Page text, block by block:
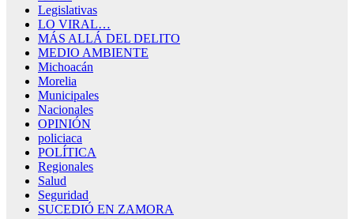
Legislativas
LO VIRAL…
MÁS ALLÁ DEL DELITO
MEDIO AMBIENTE
Michoacán
Morelia
Municipales
Nacionales
OPINIÓN
policiaca
POLÍTICA
Regionales
Salud
Seguridad
SUCEDIÓ EN ZAMORA